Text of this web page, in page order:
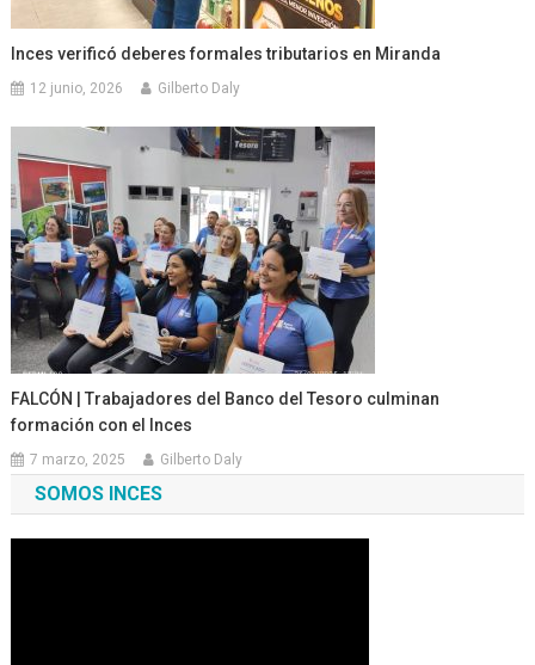
Inces verificó deberes formales tributarios en Miranda
12 junio, 2026 Gilberto Daly
FALCÓN | Trabajadores del Banco del Tesoro culminan
formación con el Inces
7 marzo, 2025 Gilberto Daly
SOMOS INCES